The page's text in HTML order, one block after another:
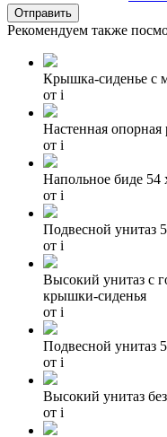
Рекомендуем также
Крышка-сиденье с
от i
Настенная опорная
от i
Напольное биде 54
от i
Подвесной унитаз
от i
Высокий унитаз с
крышки-сиденья
от i
Подвесной унитаз
от i
Высокий унитаз
от i